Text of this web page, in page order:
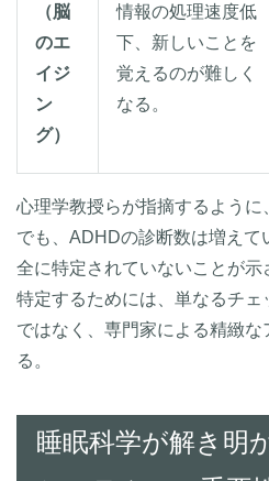
（脳
のエ
イジ
ン
グ）
情報の処理速度低
下、新しいことを
覚えるのが難しく
なる。
心理学教授らが指摘するように
でも、ADHDの診断数は増えて
全に特定されていないことが
特定するためには、単なるチ
ではなく、専門家による精緻
る。
睡眠科学が解き明